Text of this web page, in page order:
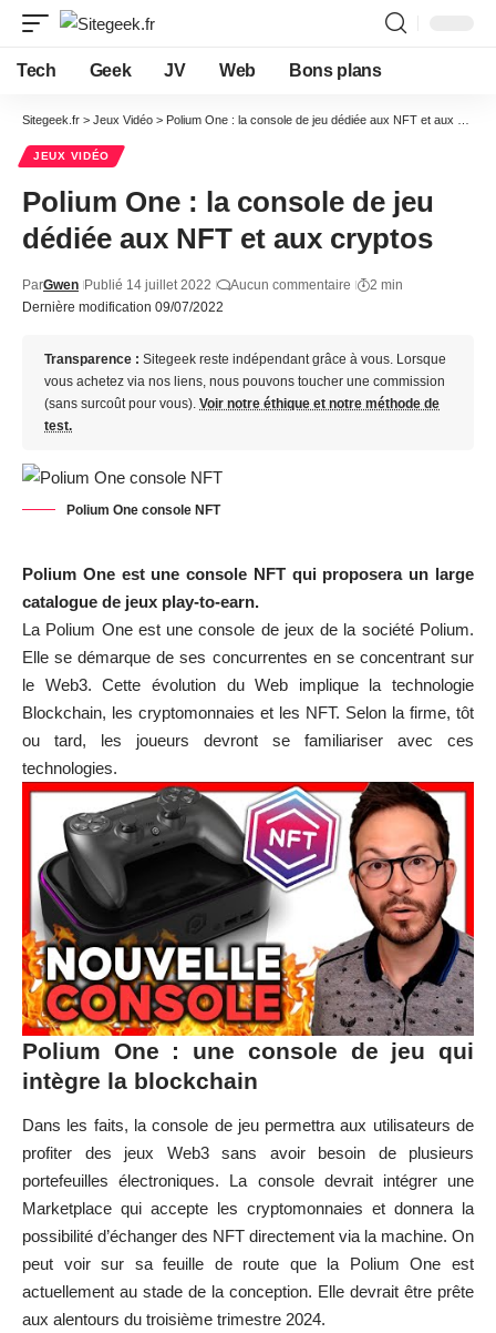
Tech Geek JV Web Bons plans
Sitegeek.fr > Jeux Vidéo > Polium One : la console de jeu dédiée aux NFT et aux cryptos
JEUX VIDÉO
Polium One : la console de jeu
dédiée aux NFT et aux cryptos
Dernière modification 09/07/2022
ParGwen Publié 14 juillet 2022 Aucun commentaire 2 min
Transparence : Sitegeek reste indépendant grâce à vous. Lorsque
vous achetez via nos liens, nous pouvons toucher une commission
(sans surcoût pour vous). Voir notre éthique et notre méthode de
test.
Polium One console NFT
Polium One est une console NFT qui proposera un large
catalogue de jeux play-to-earn.
La Polium One est une console de jeux de la société Polium.
Elle se démarque de ses concurrentes en se concentrant sur
le Web3. Cette évolution du Web implique la technologie
Blockchain, les cryptomonnaies et les NFT. Selon la firme, tôt
ou tard, les joueurs devront se familiariser avec ces
technologies.
Polium One : une console de jeu qui
intègre la blockchain
Dans les faits, la console de jeu permettra aux utilisateurs de
profiter des jeux Web3 sans avoir besoin de plusieurs
portefeuilles électroniques. La console devrait intégrer une
Marketplace qui accepte les cryptomonnaies et donnera la
possibilité d’échanger des NFT directement via la machine. On
peut voir sur sa feuille de route que la Polium One est
actuellement au stade de la conception. Elle devrait être prête
aux alentours du troisième trimestre 2024.